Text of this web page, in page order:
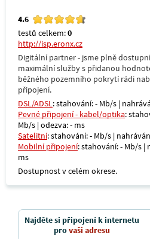
4.6
testů celkem:0
http://isp.eronx.cz
Digitální partner - jsme plně
maximální služby s přidanou
běžného pozemního pokrytí rádi
připojení.
DSL/ADSL: stahování: - Mb/s |
Pevné připojení - kabel/optika:
Mb/s | odezva: - ms
Satelitní: stahování: - Mb/s |
Mobilní připojení: stahování: - Mb/s |
ms
Dostupnost v celém okrese.
Najděte si připojení k internetu
provaši adresu